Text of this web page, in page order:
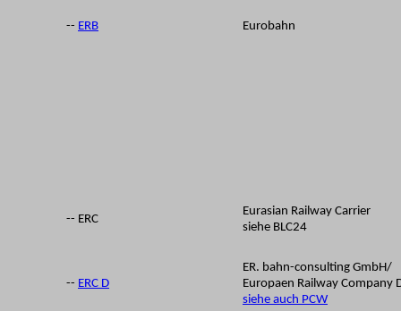
-- ERB Eurobahn
-- ERC
Eurasian Railway Carrier
siehe BLC24
-- ERC D
ER. bahn-consulting GmbH/
Europaen Railway Company
siehe auch PCW